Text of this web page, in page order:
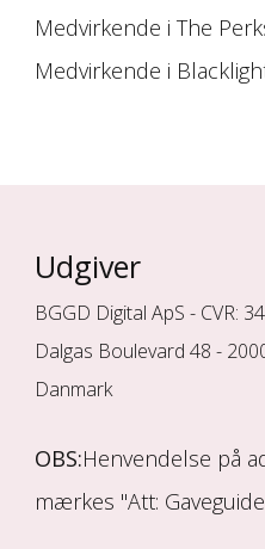
Medvirkende i The
Medvirkende i
Udgiver
BGGD Digital ApS - CVR:
Dalgas Boulevard 48 -
Danmark
OBS:Henvendelse på
mærkes "Att: